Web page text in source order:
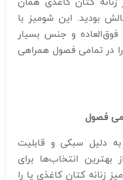
کتان کاغذی همان
بودید. این شومیز با
و جنس بسیار
در تمامی فصول همراهی
فصول
دلیل سبکی و قابلیت
بهترین انتخاب‌ها برای
زنانه کتان کاغذی پا را